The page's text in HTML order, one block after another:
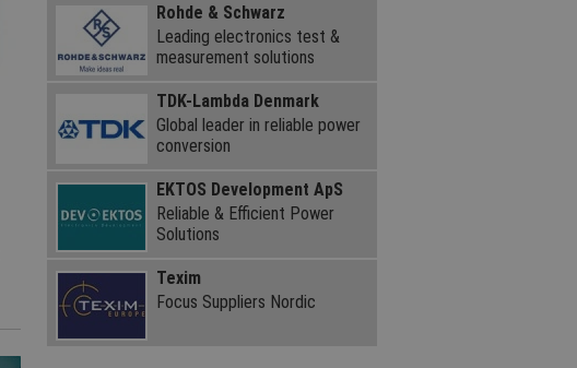
Rohde & Schwarz
Leading electronics test &
measurement solutions
TDK-Lambda Denmark
Global leader in reliable power
conversion
EKTOS Development ApS
Reliable & Efficient Power
Solutions
Texim
Focus Suppliers Nordic